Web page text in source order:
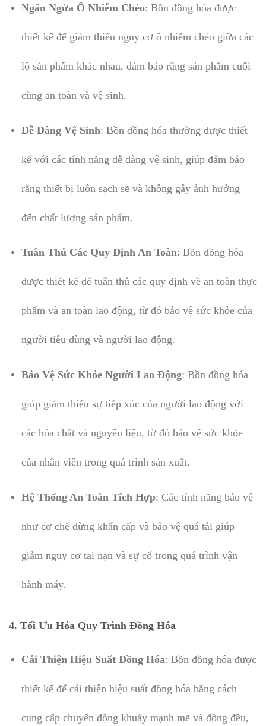
Ngăn Ngừa Ô Nhiễm Chéo: Bồn đồng hóa được
thiết kế để giảm thiểu nguy cơ ô nhiễm chéo giữa các
lô sản phẩm khác nhau, đảm bảo rằng sản phẩm cuối
cùng an toàn và vệ sinh.
Dễ Dàng Vệ Sinh: Bồn đồng hóa thường được thiết
kế với các tính năng dễ dàng vệ sinh, giúp đảm bảo
rằng thiết bị luôn sạch sẽ và không gây ảnh hưởng
đến chất lượng sản phẩm.
Tuân Thủ Các Quy Định An Toàn: Bồn đồng hóa
được thiết kế để tuân thủ các quy định về an toàn thực
phẩm và an toàn lao động, từ đó bảo vệ sức khỏe của
người tiêu dùng và người lao động.
Bảo Vệ Sức Khỏe Người Lao Động: Bồn đồng hóa
giúp giảm thiểu sự tiếp xúc của người lao động với
các hóa chất và nguyên liệu, từ đó bảo vệ sức khỏe
của nhân viên trong quá trình sản xuất.
Hệ Thống An Toàn Tích Hợp: Các tính năng bảo vệ
như cơ chế dừng khẩn cấp và bảo vệ quá tải giúp
giảm nguy cơ tai nạn và sự cố trong quá trình vận
hành máy.
4. Tối Ưu Hóa Quy Trình Đồng Hóa
Cải Thiện Hiệu Suất Đồng Hóa: Bồn đồng hóa được
thiết kế để cải thiện hiệu suất đồng hóa bằng cách
cung cấp chuyển động khuấy mạnh mẽ và đồng đều,